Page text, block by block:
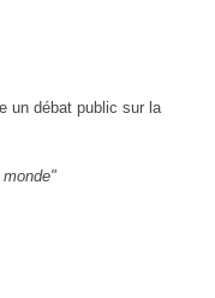
un débat public sur la